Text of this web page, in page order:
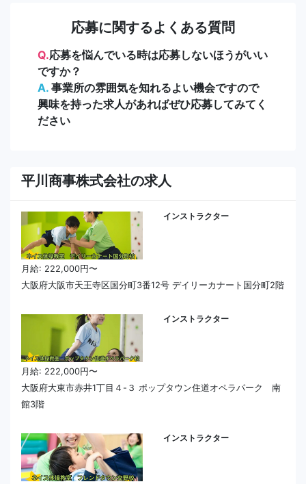
応募に関するよくある質問
Q.応募を悩んでいる時は応募しないほうがいい
ですか？
A. 事業所の雰囲気を知れるよい機会ですので
興味を持った求人があればぜひ応募してみてく
ださい
平川商事株式会社の求人
インストラクター
月給: 222,000円〜
大阪府大阪市天王寺区国分町3番12号 デイリーカナート国分町2階
インストラクター
月給: 222,000円〜
大阪府大東市赤井1丁目４-３ ポップタウン住道オペラパーク 南
館3階
インストラクター